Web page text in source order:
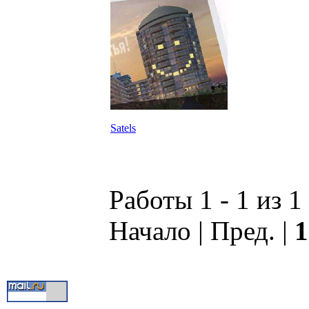
Satels
Работы 1 - 1 из 1
Начало | Пред. | 1